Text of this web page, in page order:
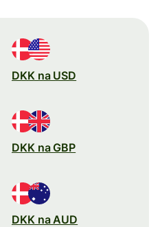
DKK na USD
DKK na GBP
DKK na AUD